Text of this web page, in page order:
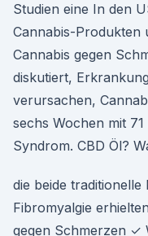
Studien eine In den
Cannabis-Produkten
Cannabis gegen
diskutiert,
verursachen,
sechs Wochen mit
Syndrom. CBD Öl?
die beide traditionelle
Fibromyalgie
gegen Schmerzen ✓